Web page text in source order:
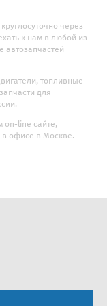
через
к нам в любой из
топливные
для
on-line сайте,
в офисе в Москве.